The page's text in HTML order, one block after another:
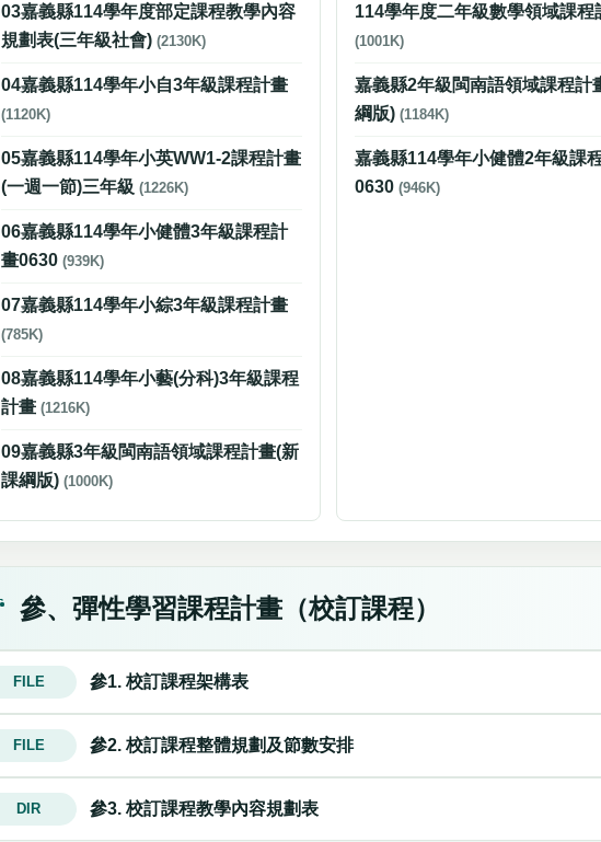
03嘉義縣114學年度部定課程教學內容
規劃表(三年級社會)(2130K)
04嘉義縣114學年小自3年級課程計畫
(1120K)
05嘉義縣114學年小英WW1-2課程計畫
(一週一節)三年級(1226K)
06嘉義縣114學年小健體3年級課程計
畫0630(939K)
07嘉義縣114學年小綜3年級課程計畫
(785K)
08嘉義縣114學年小藝(分科)3年級課程
計畫(1216K)
09嘉義縣3年級閩南語領域課程計畫(新
課綱版)(1000K)
114學年度二年級數學領域課程
(1001K)
嘉義縣2年級閩南語領域課程計
綱版) (1184K)
嘉義縣114學年小健體2年級課
0630 (946K)
參、彈性學習課程計畫（校訂課程）
FILE 參1. 校訂課程架構表
FILE 參2. 校訂課程整體規劃及節數安排
DIR 參3. 校訂課程教學內容規劃表